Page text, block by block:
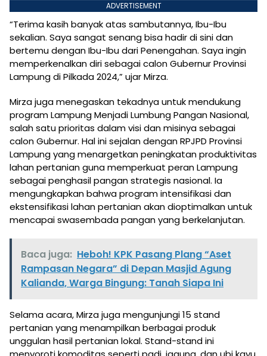
ADVERTISEMENT
“Terima kasih banyak atas sambutannya, Ibu-Ibu
sekalian. Saya sangat senang bisa hadir di sini dan
bertemu dengan Ibu-Ibu dari Penengahan. Saya ingin
memperkenalkan diri sebagai calon Gubernur Provinsi
Lampung di Pilkada 2024,” ujar Mirza.
Mirza juga menegaskan tekadnya untuk mendukung
program Lampung Menjadi Lumbung Pangan Nasional,
salah satu prioritas dalam visi dan misinya sebagai
calon Gubernur. Hal ini sejalan dengan RPJPD Provinsi
Lampung yang menargetkan peningkatan produktivitas
lahan pertanian guna memperkuat peran Lampung
sebagai penghasil pangan strategis nasional. Ia
mengungkapkan bahwa program intensifikasi dan
ekstensifikasi lahan pertanian akan dioptimalkan untuk
mencapai swasembada pangan yang berkelanjutan.
Baca juga: Heboh! KPK Pasang Plang “Aset
Rampasan Negara” di Depan Masjid Agung
Kalianda, Warga Bingung: Tanah Siapa Ini
Selama acara, Mirza juga mengunjungi 15 stand
pertanian yang menampilkan berbagai produk
unggulan hasil pertanian lokal. Stand-stand ini